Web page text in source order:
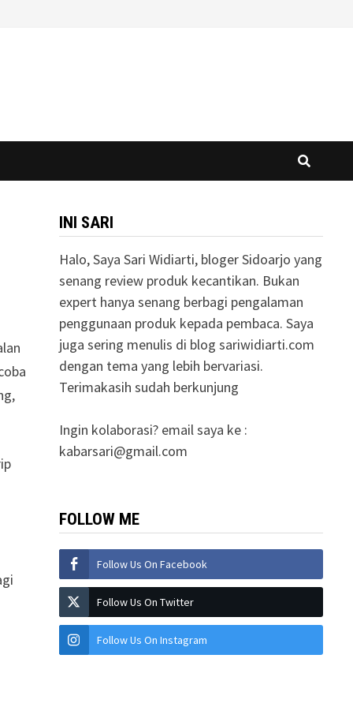
INI SARI
Halo, Saya Sari Widiarti, bloger Sidoarjo yang
senang review produk kecantikan. Bukan
expert hanya senang berbagi pengalaman
penggunaan produk kepada pembaca. Saya
juga sering menulis di blog sariwidiarti.com
dengan tema yang lebih bervariasi.
Terimakasih sudah berkunjung
Ingin kolaborasi? email saya ke :
kabarsari@gmail.com
FOLLOW ME
Follow Us On Facebook
Follow Us On Twitter
Follow Us On Instagram